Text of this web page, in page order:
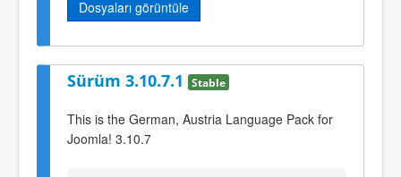
Dosyaları görüntüle
Sürüm 3.10.7.1 Stable
This is the German, Austria Language Pack for
Joomla! 3.10.7